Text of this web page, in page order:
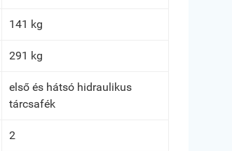
141 kg
291 kg
első és hátsó hidraulikus
tárcsafék
2